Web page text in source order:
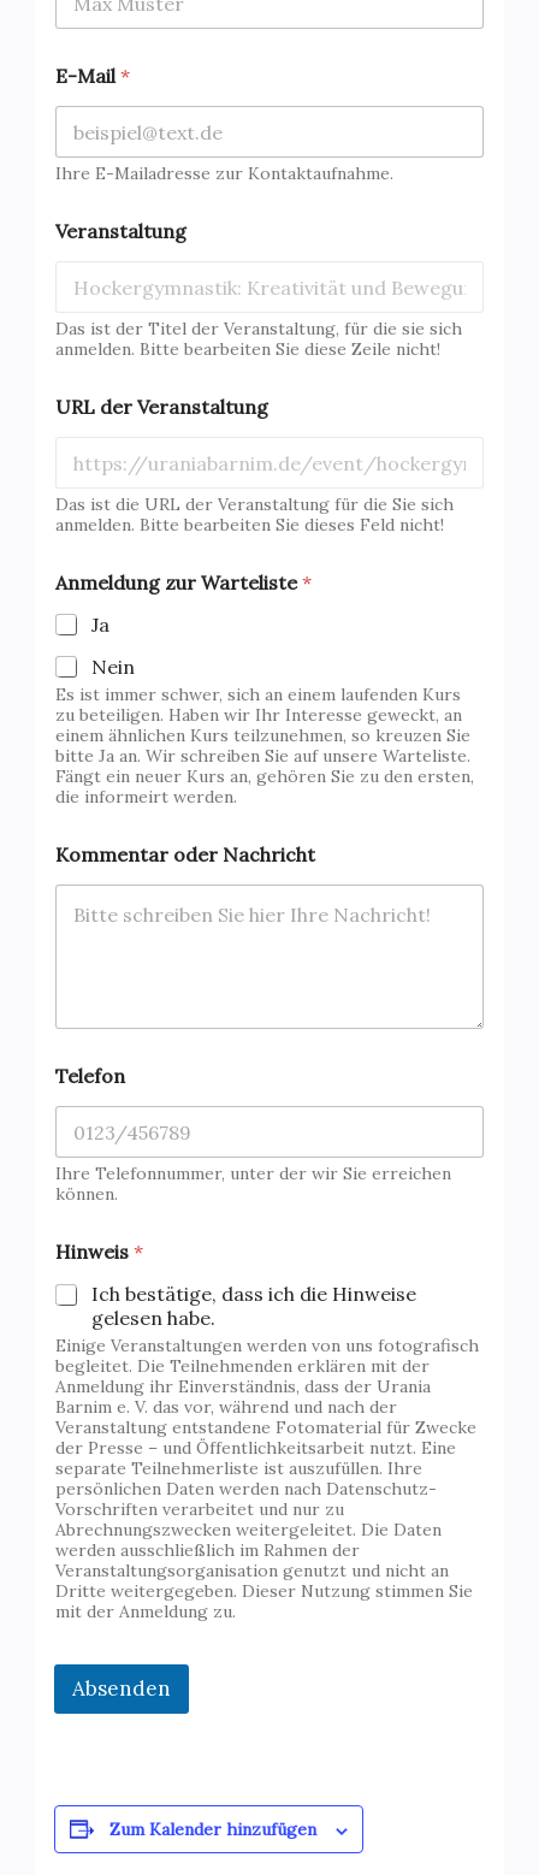
E-Mail*
Ihre E-Mailadresse zur Kontaktaufnahme.
Veranstaltung
Das ist der Titel der Veranstaltung, für die sie sich
anmelden. Bitte bearbeiten Sie diese Zeile nicht!
URL der Veranstaltung
Das ist die URL der Veranstaltung für die Sie sich
anmelden. Bitte bearbeiten Sie dieses Feld nicht!
Anmeldung zur Warteliste*
Ja
Nein
Es ist immer schwer, sich an einem laufenden Kurs
zu beteiligen. Haben wir Ihr Interesse geweckt, an
einem ähnlichen Kurs teilzunehmen, so kreuzen Sie
bitte Ja an. Wir schreiben Sie auf unsere Warteliste.
Fängt ein neuer Kurs an, gehören Sie zu den ersten,
die informeirt werden.
Kommentar oder Nachricht
Telefon
Ihre Telefonnummer, unter der wir Sie erreichen
können.
d
e
r
a
c
h
r
i
c
h
t
*
Hinweis *
Ich bestätige, dass ich die Hinweise
gelesen habe.
Einige Veranstaltungen werden von uns fotografisch
begleitet. Die Teilnehmenden erklären mit der
Anmeldung ihr Einverständnis, dass der Urania
Barnim e. V. das vor, während und nach der
Veranstaltung entstandene Fotomaterial für Zwecke
der Presse – und Öffentlichkeitsarbeit nutzt. Eine
separate Teilnehmerliste ist auszufüllen. Ihre
persönlichen Daten werden nach Datenschutz-
Vorschriften verarbeitet und nur zu
Abrechnungszwecken weitergeleitet. Die Daten
werden ausschließlich im Rahmen der
Veranstaltungsorganisation genutzt und nicht an
Dritte weitergegeben. Dieser Nutzung stimmen Sie
mit der Anmeldung zu.
Absenden
Zum Kalender hinzufügen